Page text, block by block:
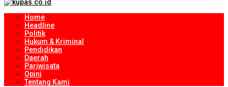
Home
Headline
Politik
Hukum & Kriminal
Pendidikan
Daerah
Pariwisata
Opini
Tentang Kami